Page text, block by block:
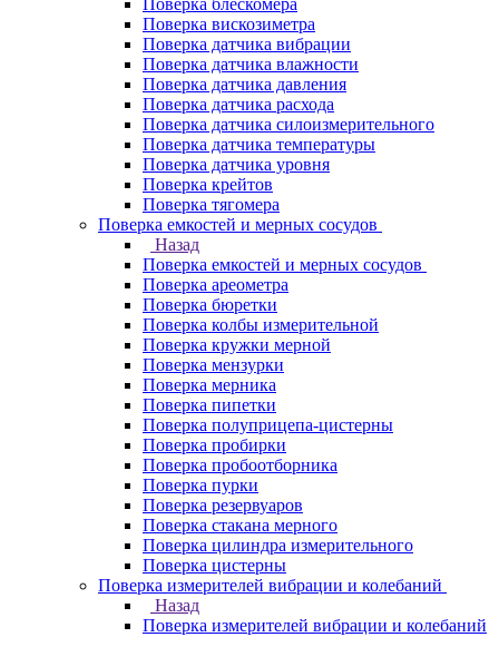
Поверка блескомера
Поверка вискозиметра
Поверка датчика вибрации
Поверка датчика влажности
Поверка датчика давления
Поверка датчика расхода
Поверка датчика силоизмерительного
Поверка датчика температуры
Поверка датчика уровня
Поверка крейтов
Поверка тягомера
Поверка емкостей и мерных сосудов
Назад
Поверка емкостей и мерных сосудов
Поверка ареометра
Поверка бюретки
Поверка колбы измерительной
Поверка кружки мерной
Поверка мензурки
Поверка мерника
Поверка пипетки
Поверка полуприцепа-цистерны
Поверка пробирки
Поверка пробоотборника
Поверка пурки
Поверка резервуаров
Поверка стакана мерного
Поверка цилиндра измерительного
Поверка цистерны
Поверка измерителей вибрации и колебаний
Назад
Поверка измерителей вибрации и колебаний